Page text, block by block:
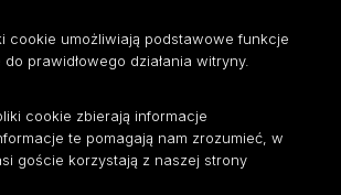
cookie umożliwiają podstawowe funkcje
do prawidłowego działania witryny.
cookie zbierają informacje
te pomagają nam zrozumieć, w
goście korzystają z naszej strony